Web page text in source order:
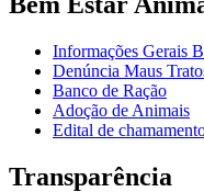
Informações Gerais
Denúncia Maus
Banco de Ração
Adoção de Animais
Edital de
Transparência